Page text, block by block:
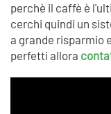
perchè il caffè è
cerchi quindi un
a grande risparmio
perfetti allora